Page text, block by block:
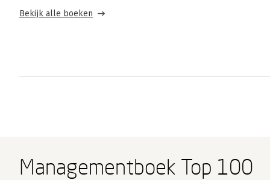
Bekijk alle boeken
Managementboek Top 100